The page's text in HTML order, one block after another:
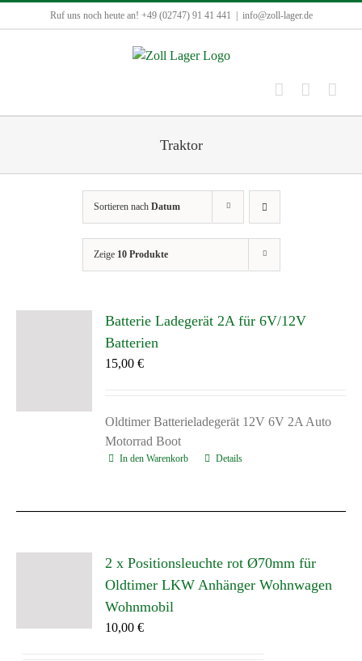
Inhalt
Ruf uns noch heute an! +49 (02747) 91 41 441 info@zoll-lager.de
Traktor
Sortieren nach Datum
Zeige 10 Produkte
Batterie Ladegerät 2A für 6V/12V
Batterien
15,00€
Oldtimer Batterieladegerät 12V 6V 2A Auto
Motorrad Boot
In den Warenkorb Details
2 x Positionsleuchte rot Ø70mm für
Oldtimer LKW Anhänger Wohnwagen
Wohnmobil
10,00€